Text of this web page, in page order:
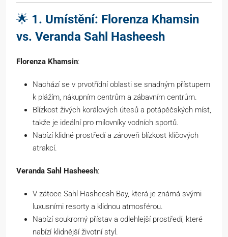
🌟 1. Umístění: Florenza Khamsin
vs. Veranda Sahl Hasheesh
Florenza Khamsin:
Nachází se v prvotřídní oblasti se snadným přístupem
k plážím, nákupním centrům a zábavním centrům.
Blízkost živých korálových útesů a potápěčských míst,
takže je ideální pro milovníky vodních sportů.
Nabízí klidné prostředí a zároveň blízkost klíčových
atrakcí.
Veranda Sahl Hasheesh:
V zátoce Sahl Hasheesh Bay, která je známá svými
luxusními resorty a klidnou atmosférou.
Nabízí soukromý přístav a odlehlejší prostředí, které
nabízí klidnější životní styl.